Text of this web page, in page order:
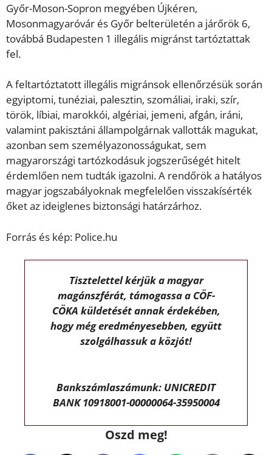
Győr-Moson-Sopron megyében Újkéren,
Mosonmagyaróvár és Győr belterületén a járőrök 6,
továbbá Budapesten 1 illegális migránst tartóztattak
fel.
A feltartóztatott illegális migránsok ellenőrzésük során
egyiptomi, tunéziai, palesztin, szomáliai, iraki, szír,
török, líbiai, marokkói, algériai, jemeni, afgán, iráni,
valamint pakisztáni állampolgárnak vallották magukat,
azonban sem személyazonosságukat, sem
magyarországi tartózkodásuk jogszerűségét hitelt
érdemlően nem tudták igazolni. A rendőrök a hatályos
magyar jogszabályoknak megfelelően visszakísérték
őket az ideiglenes biztonsági határzárhoz.
Forrás és kép: Police.hu
Tisztelettel kérjük a magyar
magánszférát, támogassa a CÖF-
CÖKA küldetését annak érdekében,
hogy még eredményesebben, együtt
szolgálhassuk a közjót!
Bankszámlaszámunk: UNICREDIT
BANK 10918001-00000064-35950004
Oszd meg!